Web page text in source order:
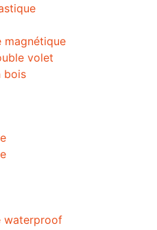
magnétique
volet
bois
waterproof